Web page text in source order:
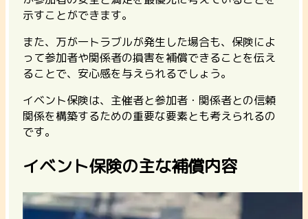
示すことができます。
また、万が一トラブルが発生した場合も、保険によ
って参加者や関係者の損害を補償できることを伝え
ることで、安心感を与えられるでしょう。
イベント保険は、主催者と参加者・関係者との信頼
関係を構築するための重要な要素とも考えられるの
です。
イベント保険の主な補償内容